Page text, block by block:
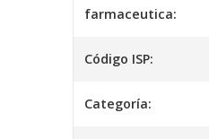
farmaceutica:
Código ISP:
Categoría: